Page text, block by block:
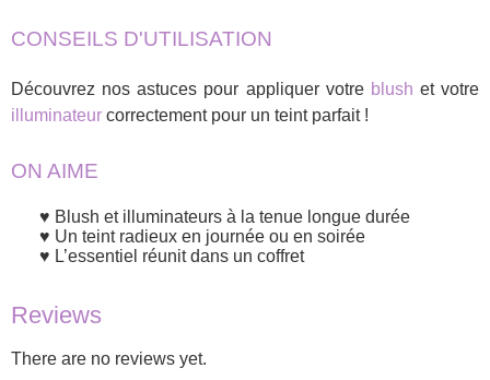
CONSEILS D'UTILISATION
Découvrez nos astuces pour appliquer votre blush et votre
illuminateur correctement pour un teint parfait !
ON AIME
Blush et illuminateurs à la tenue longue durée
Un teint radieux en journée ou en soirée
L’essentiel réunit dans un coffret
Reviews
There are no reviews yet.